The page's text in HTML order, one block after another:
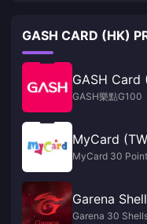
GASH CARD (HK)
GASH Card
GASH樂點G100
MyCard
MyCard 30
Garena
Garena 30